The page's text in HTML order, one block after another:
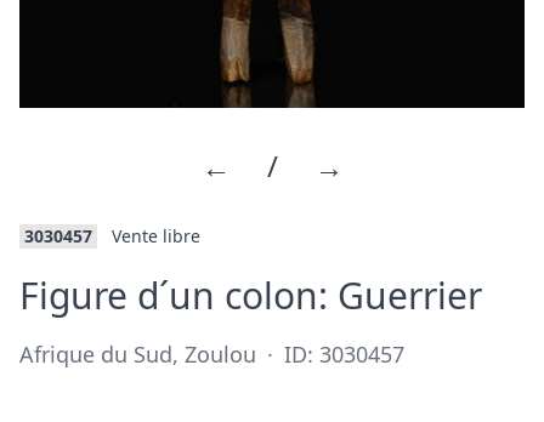
← / →
3030457 Vente libre
Figure d´un colon: Guerrier·
Afrique du Sud, Zoulou · ID: 3030457